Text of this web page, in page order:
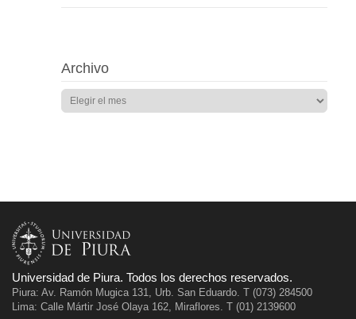
Archivo
Universidad de Piura. Todos los derechos reservados.
Piura: Av. Ramón Mugica 131, Urb. San Eduardo. T (073) 284500
Lima: Calle Mártir José Olaya 162, Miraflores. T (01) 2139600